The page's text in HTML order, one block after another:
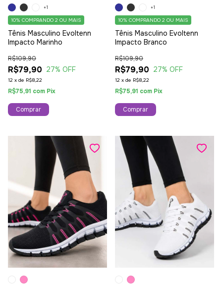
Tênis Masculino Evoltenn
Impacto Marinho
R$79,90
R$109,90
27% OFF
12 x de R$8,22
10% COMPRANDO 2 OU MAIS
R$75,91 com Pix
+1
Comprar
Tênis Masculino Evoltenn
Impacto Branco
R$79,90
R$109,90
27% OFF
12 x de R$8,22
10% COMPRANDO 2 OU MAIS
R$75,91 com Pix
+1
Comprar